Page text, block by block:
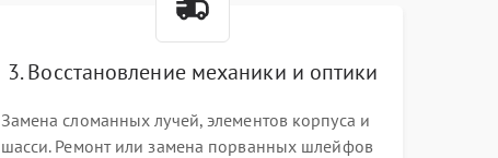
3. Восстановление механики и оптики
Замена сломанных лучей, элементов корпуса и
шасси. Ремонт или замена порванных шлейфов